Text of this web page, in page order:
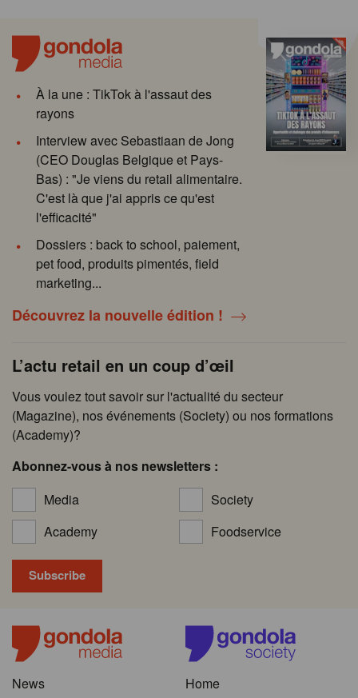
À la une : TikTok à l'assaut des
rayons
Interview avec Sebastiaan de Jong
(CEO Douglas Belgique et Pays-
Bas) : "Je viens du retail alimentaire.
C'est là que j'ai appris ce qu'est
l'efficacité"
Dossiers : back to school, paiement,
pet food, produits pimentés, field
marketing...
Découvrez la nouvelle édition !
L’actu retail en un coup d’œil
Vous voulez tout savoir sur l'actualité du secteur
(Magazine), nos événements (Society) ou nos formations
(Academy)?
Abonnez-vous à nos newsletters :
Media
Society
Academy
Foodservice
News
Home